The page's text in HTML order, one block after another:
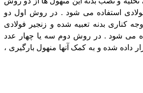
استفاده می شود . در روش اول دو
کناری بدنه تعبیه شده و زنجیر فولادی
می شود . در روش دوم سه یا چهار عدد
داده شده و به کمک آنها منهول بارگیری ،